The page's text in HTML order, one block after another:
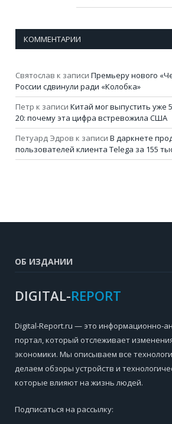
КОММЕНТАРИИ
Святослав к записи Премьеру нового
России сдвинули ради «Колобка»
Петр к записи Китай мог выпустить уже
20: почему эта цифра встревожила США
Петуард Эдров к записи В даркнете
пользователей клиента Telega за 155
ОБ ИЗДАНИИ
DIGITAL-REPORT
Digital-Report.ru — это информационно-
портал, который отслеживает
экономики. Мы описываем все
делаем обзоры устройств и
которые влияют на жизнь людей.
Подписаться на рассылку: